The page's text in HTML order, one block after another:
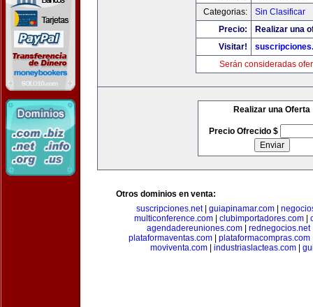
Categorias:
Sin Clasificar
Precio:
Realizar una
Visitar!
Serán consideradas
Realizar una Oferta
Precio Ofrecido $
Otros dominios en venta:
suscripciones.net| guiapinamar.com
multiconference.com
clubimportadores.com
agendadereuniones.com| rednegocios.net
plataformaventas.com
plataformacompras.com
moviventa.com
industriaslacteas.com